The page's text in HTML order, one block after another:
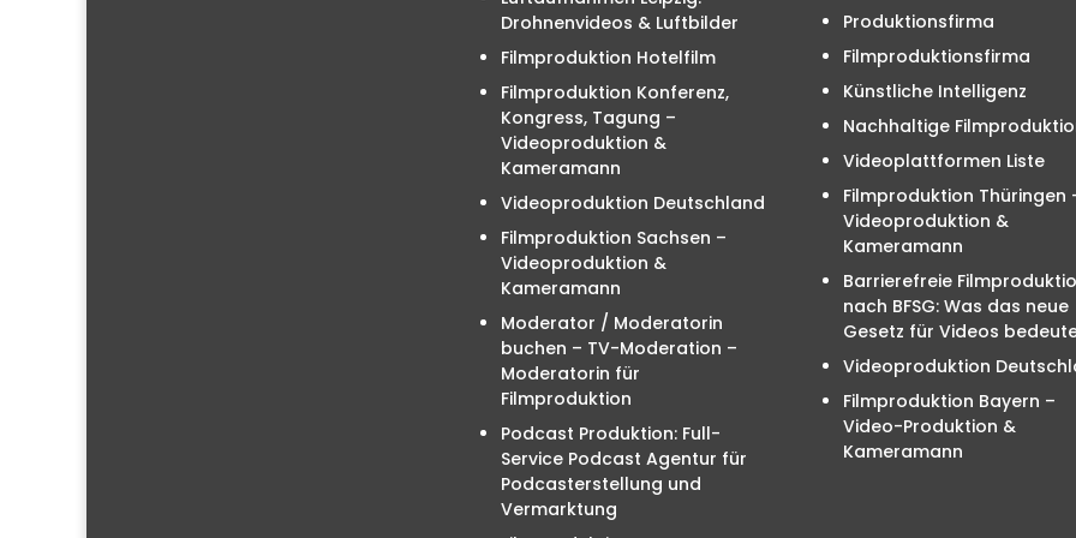
Drohnenvideos & Luftbilder
Filmproduktion Hotelfilm
Filmproduktion Konferenz,
Kongress, Tagung –
Videoproduktion &
Kameramann
Videoproduktion Deutschland
Filmproduktion Sachsen –
Videoproduktion &
Kameramann
Moderator / Moderatorin
buchen – TV-Moderation –
Moderatorin für
Filmproduktion
Podcast Produktion: Full-
Service Podcast Agentur für
Podcasterstellung und
Vermarktung
Produktionsfirma
Filmproduktionsfirma
Künstliche Intelligenz
Nachhaltige
Videoplattformen Liste
Filmproduktion Thüringen
Videoproduktion &
Kameramann
Barrierefreie
nach BFSG: Was das neue
Gesetz für Videos
Videoproduktion
Filmproduktion Bayern –
Video-Produktion &
Kameramann